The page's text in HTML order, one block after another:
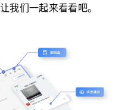
我们一起来看看吧。